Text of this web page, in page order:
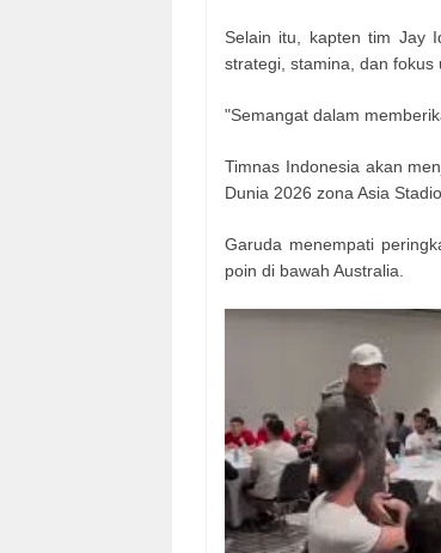
Selain itu, kapten tim Jay
strategi, stamina, dan fokus
"Semangat dalam
Timnas Indonesia akan
Dunia 2026 zona Asia
Garuda menempati
poin di bawah Australia.